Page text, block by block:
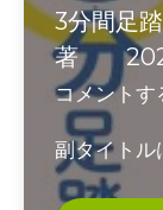
治
す
山
内
英
雄
+島
泰
三・
著
2014/6
3分間足
著
コメントす
副タイト